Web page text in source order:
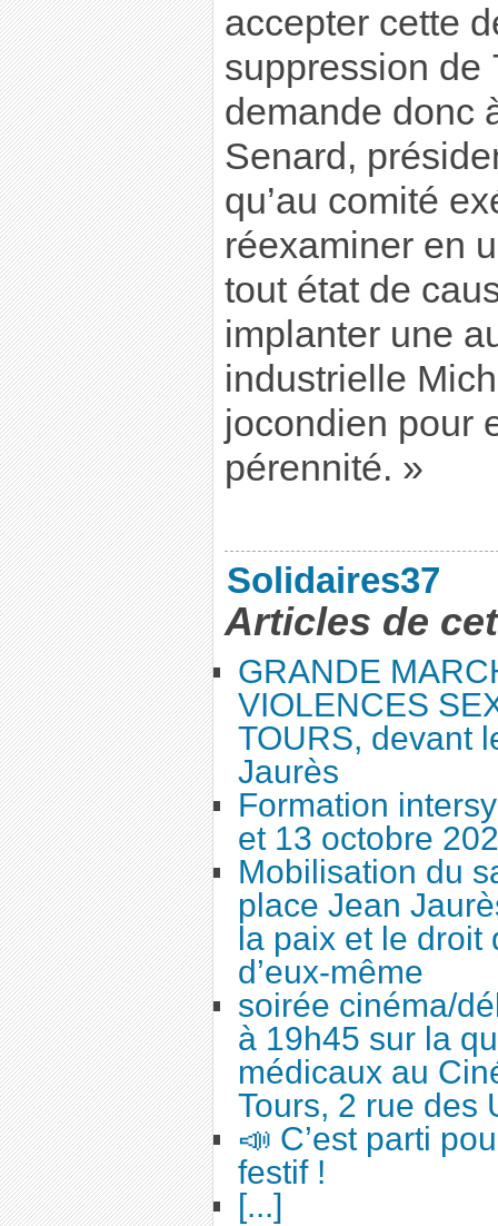
accepter cette
suppression de
demande donc
Senard,
qu’au comité
réexaminer en
tout état de
implanter une
industrielle
jocondien pour
pérennité. »
Solidaires37
Articles de
GRANDE
VIOLENCES
TOURS, devant
Jaurès
Formation
et 13 octobre
Mobilisation du
place Jean
la paix et le
d’eux-même
soirée cinéma/
à 19h45 sur la
médicaux au
Tours, 2 rue des
📣 C’est parti
festif !
[...]